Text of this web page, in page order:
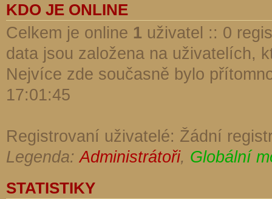
KDO JE ONLINE
Celkem je online 1 uživatel :: 0
data jsou založena na uživatelích,
Nejvíce zde současně bylo
17:01:45
Registrovaní uživatelé: Žádní
Legenda:Administrátoři, Globální
STATISTIKY